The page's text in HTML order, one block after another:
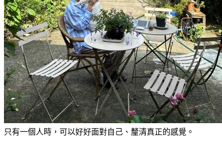
只有一個人時，可以好好面對自己、釐清真正的感覺。